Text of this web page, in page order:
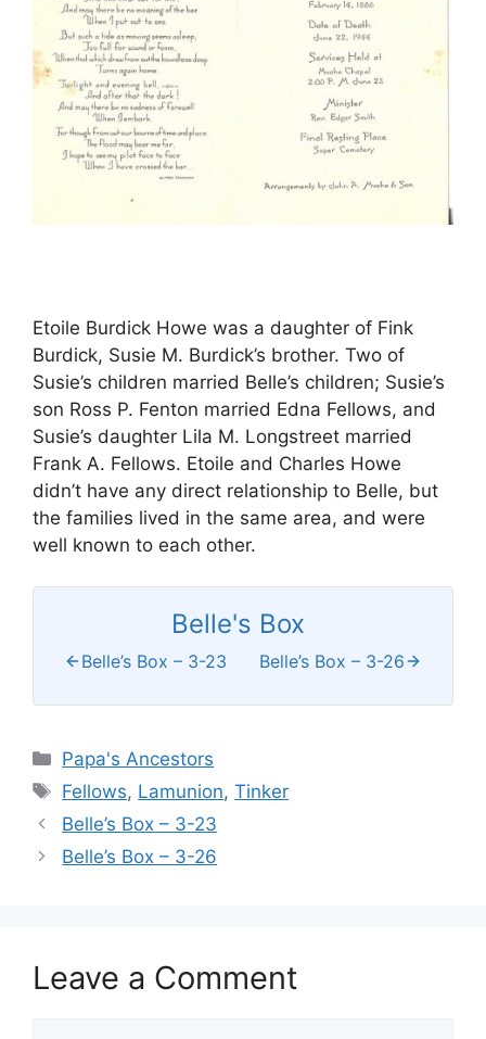
Etoile Burdick Howe was a daughter of Fink
Burdick, Susie M. Burdick’s brother. Two of
Susie’s children married Belle’s children; Susie’s
son Ross P. Fenton married Edna Fellows, and
Susie’s daughter Lila M. Longstreet married
Frank A. Fellows. Etoile and Charles Howe
didn’t have any direct relationship to Belle, but
the families lived in the same area, and were
well known to each other.
Belle's Box
Belle’s Box – 3-23 Belle’s Box – 3-26
Categories
Papa's Ancestors
Tags
Fellows, Lamunion,Tinker
Belle’s Box – 3-23
Belle’s Box – 3-26
Leave a Comment